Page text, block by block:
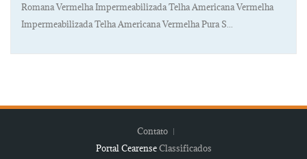
Romana Vermelha Impermeabilizada Telha Americana Vermelha
Impermeabilizada Telha Americana Vermelha Pura S...
Contato
Portal CearenseClassificados